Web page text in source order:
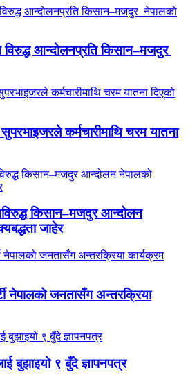
विरुद्ध आन्दोलनप्रति किसान–मजदुर
कर्मचारीमाथि चरम यातना
किसान–मजदुर आन्दोलन
जाहेर
नेपालको जनतासँग अन्तरक्रिया
बुझाइयो ९ बुँदे ज्ञापनपत्र